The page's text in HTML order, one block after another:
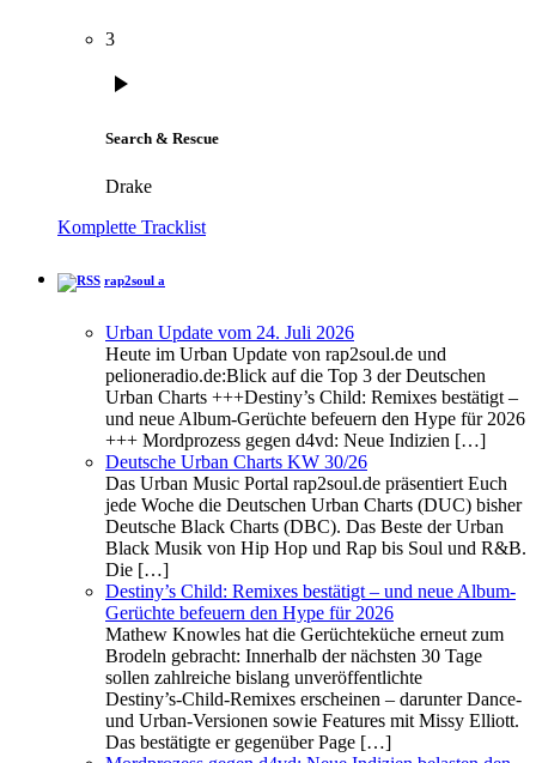
3
play_arrow
Search & Rescue
Drake
Komplette Tracklist
rap2soul a
Urban Update vom 24. Juli 2026
Heute im Urban Update von rap2soul.de und
pelioneradio.de:Blick auf die Top 3 der Deutschen
Urban Charts +++Destiny’s Child: Remixes bestätigt –
und neue Album-Gerüchte befeuern den Hype für 2026
+++ Mordprozess gegen d4vd: Neue Indizien […]
Deutsche Urban Charts KW 30/26
Das Urban Music Portal rap2soul.de präsentiert Euch
jede Woche die Deutschen Urban Charts (DUC) bisher
Deutsche Black Charts (DBC). Das Beste der Urban
Black Musik von Hip Hop und Rap bis Soul und R&B.
Die […]
Destiny’s Child: Remixes bestätigt – und neue Album-
Gerüchte befeuern den Hype für 2026
Mathew Knowles hat die Gerüchteküche erneut zum
Brodeln gebracht: Innerhalb der nächsten 30 Tage
sollen zahlreiche bislang unveröffentlichte
Destiny’s‑Child‑Remixes erscheinen – darunter Dance‑
und Urban‑Versionen sowie Features mit Missy Elliott.
Das bestätigte er gegenüber Page […]